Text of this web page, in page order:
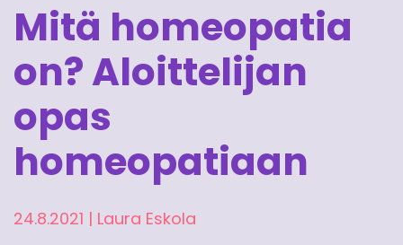
Mitä homeopatia
on? Aloittelijan
opas
homeopatiaan
24.8.2021 | Laura Eskola